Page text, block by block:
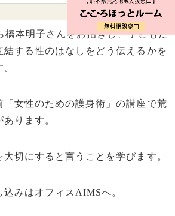
本明子さんをお招きし、子どもた
結する性のはなしをどう伝えるかを
「女性のための護身術」の講座で荒
ります。
切にすると言うことを学びます。
みはオフィスAIMSへ。